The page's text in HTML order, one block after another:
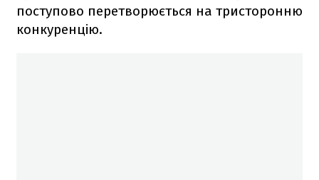
поступово перетворюється на тристоронню
конкуренцію.